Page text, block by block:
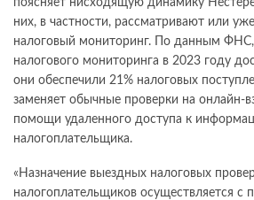
них, в частности, рассматривают или
налоговый мониторинг. По данным ФНС,
налогового мониторинга в 2023 году
они обеспечили 21% налоговых
заменяет обычные проверки на онлайн-
помощи удаленного доступа к
налогоплательщика.
«Назначение выездных налоговых
налогоплательщиков осуществляется с